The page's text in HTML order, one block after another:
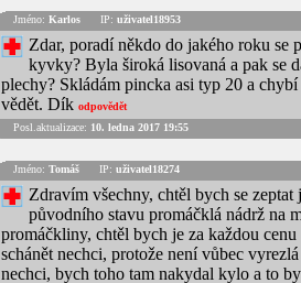
Jméno: Karlos IP: uživatel18953
Zdar, poradí někdo do jakého roku
kyvky? Byla široká lisovaná a pak se
plechy? Skládám pincka asi typ 20 a
vědět. Dík odpovědět
Posl.aktualizace: 10. ledna 2017 19:55
Jméno: Tomáš IP: uživatel18274
Zdravím všechny, chtěl bych se
původního stavu promáčklá nádrž na
promáčkliny, chtěl bych je za každou
schánět nechci, protože není vůbec
nechci, bych toho tam nakydal kylo a to